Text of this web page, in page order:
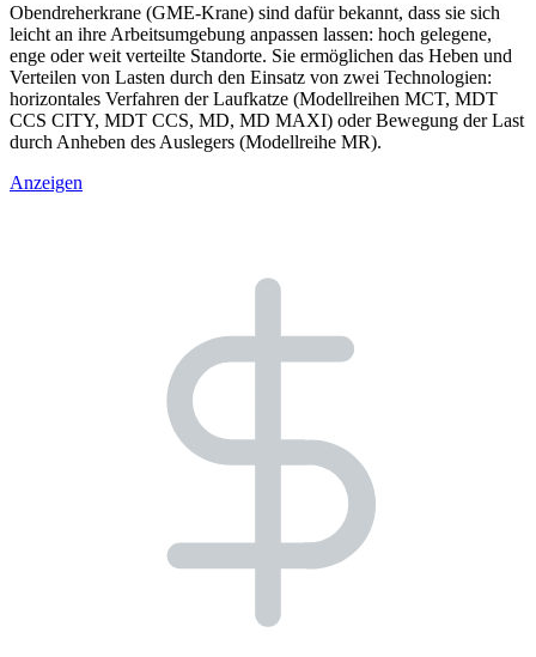
Obendreherkrane (GME-Krane) sind dafür bekannt, dass sie sich
leicht an ihre Arbeitsumgebung anpassen lassen: hoch gelegene,
enge oder weit verteilte Standorte. Sie ermöglichen das Heben und
Verteilen von Lasten durch den Einsatz von zwei Technologien:
horizontales Verfahren der Laufkatze (Modellreihen MCT, MDT
CCS CITY, MDT CCS, MD, MD MAXI) oder Bewegung der Last
durch Anheben des Auslegers (Modellreihe MR).
Anzeigen